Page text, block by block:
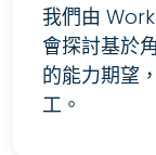
我們由
會探討基於
的能力期望
工。